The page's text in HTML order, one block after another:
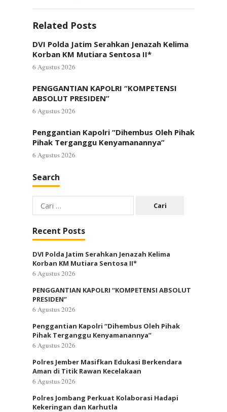
Related Posts
DVI Polda Jatim Serahkan Jenazah Kelima
Korban KM Mutiara Sentosa II*
6 Agustus 2026
PENGGANTIAN KAPOLRI “KOMPETENSI
ABSOLUT PRESIDEN”
6 Agustus 2026
Penggantian Kapolri “Dihembus Oleh Pihak
Pihak Terganggu Kenyamanannya”
6 Agustus 2026
Search
Cari
untuk:
Recent Posts
DVI Polda Jatim Serahkan Jenazah Kelima
Korban KM Mutiara Sentosa II*
6 Agustus 2026
PENGGANTIAN KAPOLRI “KOMPETENSI ABSOLUT
PRESIDEN”
6 Agustus 2026
Penggantian Kapolri “Dihembus Oleh Pihak
Pihak Terganggu Kenyamanannya”
6 Agustus 2026
Polres Jember Masifkan Edukasi Berkendara
Aman di Titik Rawan Kecelakaan
6 Agustus 2026
Polres Jombang Perkuat Kolaborasi Hadapi
Kekeringan dan Karhutla